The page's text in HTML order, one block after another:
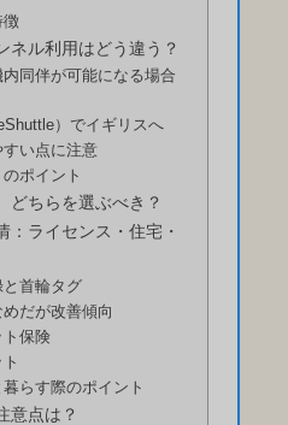
ネル利用はどう違う？
同伴が可能になる場合
）でイギリスへ
い点に注意
ポイント
どちらを選ぶべき？
：ライセンス・住宅・
首輪タグ
だが改善傾向
ト保険
らす際のポイント
意点は？